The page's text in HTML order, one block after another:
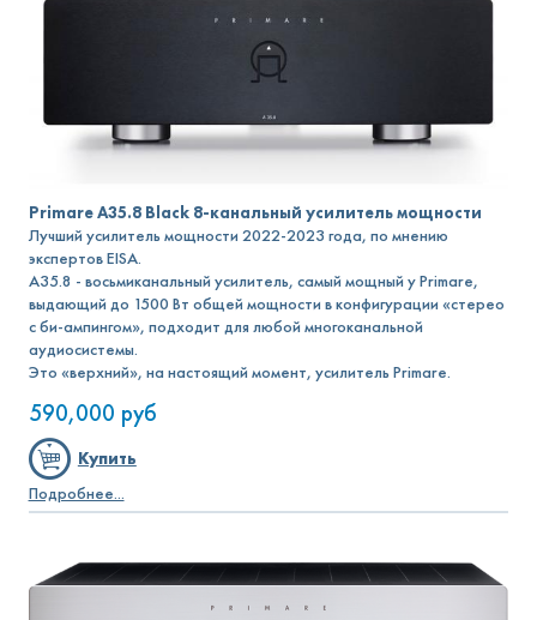
Primare A35.8 Black 8-канальный усилитель мощности
Лучший усилитель мощности 2022-2023 года, по мнению
экспертов EISA.
A35.8 - восьмиканальный усилитель, самый мощный у Primare,
выдающий до 1500 Вт общей мощности в конфигурации «стерео
с би-ампингом», подходит для любой многоканальной
аудиосистемы.
Это «верхний», на настоящий момент, усилитель Primare.
590,000 руб
Купить
Подробнее...